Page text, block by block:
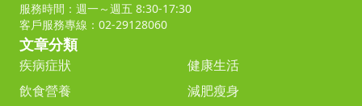
服務時間：週一～週五 8:30-17:30
客戶服務專線：02-29128060
文章分類
疾病症狀
健康生活
飲食營養
減肥瘦身